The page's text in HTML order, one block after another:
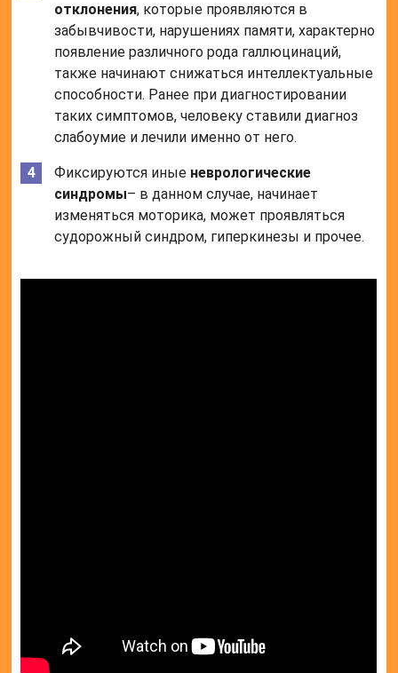
отклонения, которые проявляются в
забывчивости, нарушениях памяти, характерно
появление различного рода галлюцинаций,
также начинают снижаться интеллектуальные
способности. Ранее при диагностировании
таких симптомов, человеку ставили диагноз
слабоумие и лечили именно от него.
Фиксируются иные неврологические
синдромы– в данном случае, начинает
изменяться моторика, может проявляться
судорожный синдром, гиперкинезы и прочее.